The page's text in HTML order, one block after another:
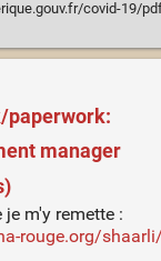
covid-19/pdf/
paperwork:
manager
m'y remette :
rouge.org/